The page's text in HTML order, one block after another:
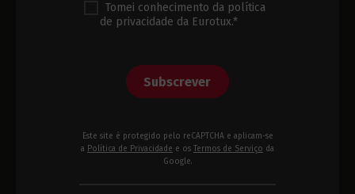
Tomei conhecimento da política
de privacidade da Eurotux.*
Subscrever
Este site é protegido pelo reCAPTCHA e aplicam-se
a Política de Privacidade e os Termos de Serviço da
Google.